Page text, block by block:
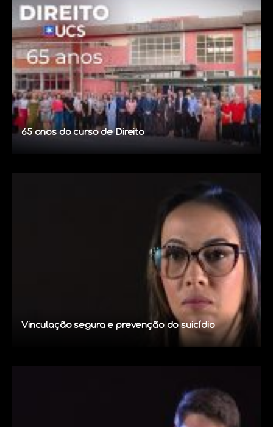
65 anos do curso de Direito
Vinculação segura e prevenção do suicídio